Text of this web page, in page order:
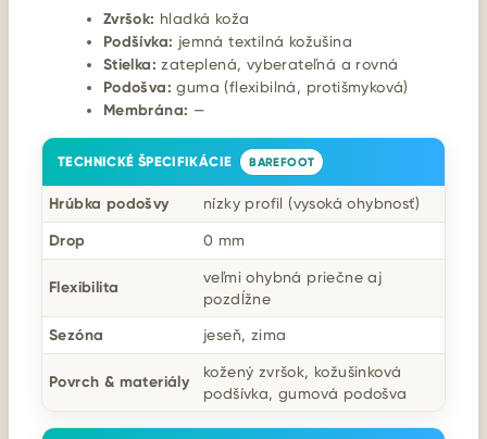
Zvršok: hladká koža
Podšívka: jemná textilná kožušina
Stielka: zateplená, vyberateľná a rovná
Podošva: guma (flexibilná, protišmyková)
Membrána: —
TECHNICKÉ ŠPECIFIKÁCIE BAREFOOT
Hrúbka podošvy nízky profil (vysoká ohybnosť)
Drop 0 mm
Flexibilita
veľmi ohybná priečne aj
pozdĺžne
Sezóna jeseň, zima
Povrch & materiály
kožený zvršok, kožušinková
podšívka, gumová podošva